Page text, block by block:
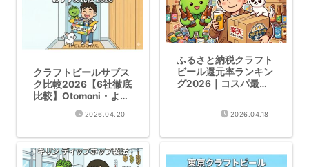
クラフトビールサブス
ク比較2026【6社徹底
比較】Otomoni・よな
よな・DREAMBEER・
楽天定期便 完全解説
2026.04.20
ふるさと納税クラフト
ビール還元率ランキン
グ2026｜コスパ最強
2026.04.18